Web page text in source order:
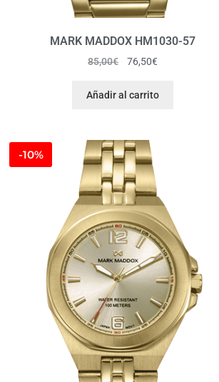
MARK MADDOX HM1030-57
85,00€ 76,50€
Añadir al carrito
-10%